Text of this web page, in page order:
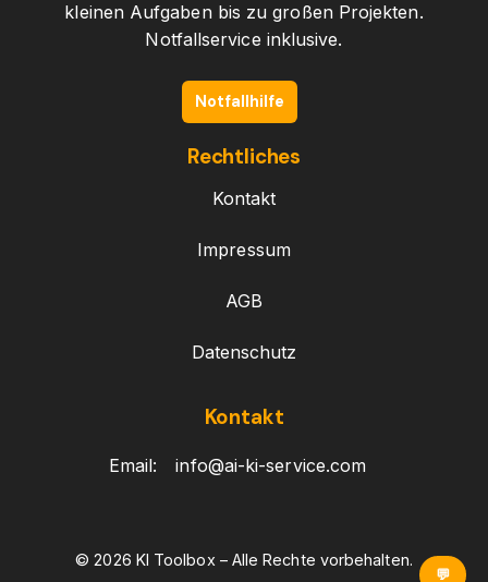
kleinen Aufgaben bis zu großen Projekten.
Notfallservice inklusive.
Notfallhilfe
Rechtliches
Kontakt
Impressum
AGB
Datenschutz
Kontakt
Email: info@ai-ki-service.com
© 2026 KI Toolbox – Alle Rechte vorbehalten.
💬